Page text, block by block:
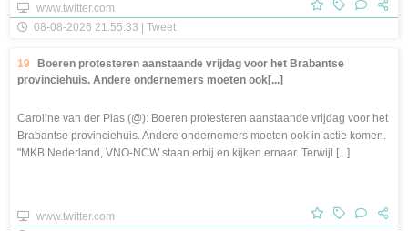
www.twitter.com
08-08-2026 21:55:33 | Tweet
19 Boeren protesteren aanstaande vrijdag voor het Brabantse
provinciehuis. Andere ondernemers moeten ook[...]
Caroline van der Plas (@): Boeren protesteren aanstaande vrijdag voor het
Brabantse provinciehuis. Andere ondernemers moeten ook in actie komen.
"MKB Nederland, VNO-NCW staan erbij en kijken ernaar. Terwijl [...]
www.twitter.com